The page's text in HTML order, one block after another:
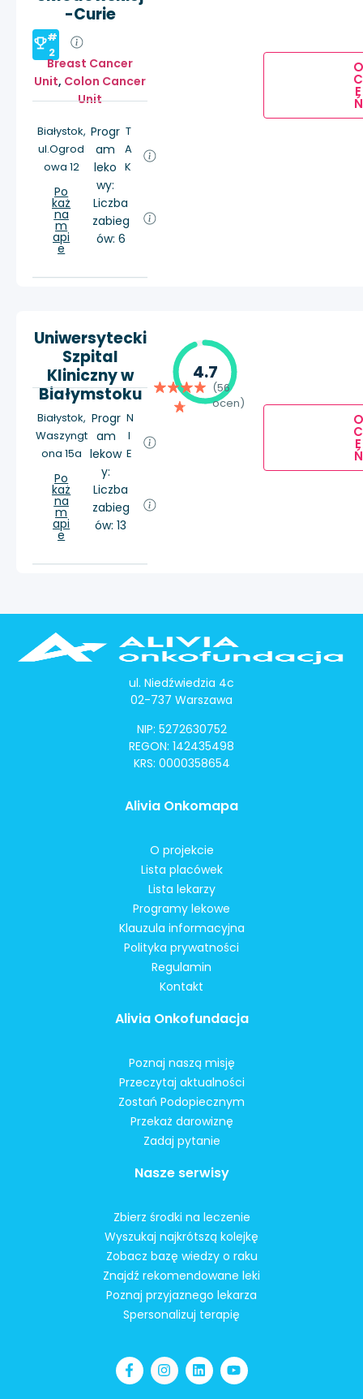
-Curie
#
2
Breast Cancer
Unit, Colon Cancer
Unit
Białystok,
ul.Ogrod
owa 12
Po
każ
na
m
api
e
Progr
am
leko
wy:
T
A
K
Liczba
zabieg
ów: 6
O
C
E
Ń
Uniwersytecki
Szpital
Kliniczny w
Białymstoku
Białystok,
Waszyngt
ona 15a
Po
każ
na
m
api
e
Progr
am
lekow
y:
N
I
E
Liczba
zabieg
ów: 13
4.7
(56
ocen)
O
C
E
Ń
ul. Niedźwiedzia 4c
02-737 Warszawa
NIP: 5272630752
REGON: 142435498
KRS: 0000358654
Alivia Onkomapa
O projekcie
Lista placówek
Lista lekarzy
Programy lekowe
Klauzula informacyjna
Polityka prywatności
Regulamin
Kontakt
Alivia Onkofundacja
Poznaj naszą misję
Przeczytaj aktualności
Zostań Podopiecznym
Przekaż darowiznę
Zadaj pytanie
Nasze serwisy
Zbierz środki na leczenie
Wyszukaj najkrótszą kolejkę
Zobacz bazę wiedzy o raku
Znajdź rekomendowane leki
Poznaj przyjaznego lekarza
Spersonalizuj terapię